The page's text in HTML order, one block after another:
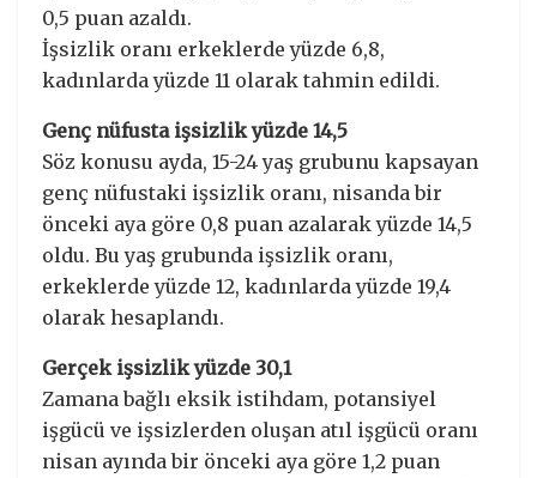
0,5 puan azaldı.
İşsizlik oranı erkeklerde yüzde 6,8,
kadınlarda yüzde 11 olarak tahmin edildi.
Genç nüfusta işsizlik yüzde 14,5
Söz konusu ayda, 15-24 yaş grubunu kapsayan
genç nüfustaki işsizlik oranı, nisanda bir
önceki aya göre 0,8 puan azalarak yüzde 14,5
oldu. Bu yaş grubunda işsizlik oranı,
erkeklerde yüzde 12, kadınlarda yüzde 19,4
olarak hesaplandı.
Gerçek işsizlik yüzde 30,1
Zamana bağlı eksik istihdam, potansiyel
işgücü ve işsizlerden oluşan atıl işgücü oranı
nisan ayında bir önceki aya göre 1,2 puan